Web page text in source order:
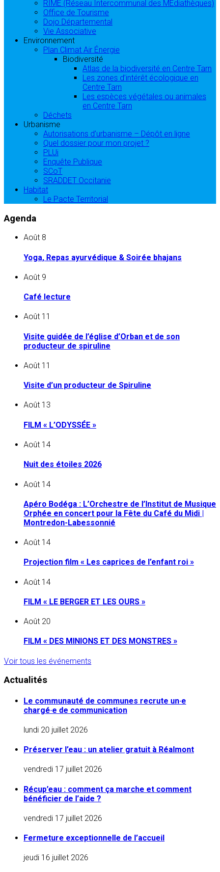
RIME (Réseau Intercommunal des MÉdiathèques)
Office de Tourisme
Dojo Départemental
Vie Associative
Environnement
Plan Climat Air Énergie
Biodiversité
Atlas de la biodiversité en Centre Tarn
Les zones d’intérêt écologique en
Centre Tarn
Les espèces végétales ou animales
en Centre Tarn
Déchets
Urbanisme
Autorisations d’urbanisme – Dépôt en ligne
Quel dossier pour mon projet ?
PLUi
Enquête Publique
SCoT
SRADDET Occitanie
Habitat
Le Pacte Territorial
Agenda
Août 8
Yoga, Repas ayurvédique & Soirée bhajans
Août 9
Café lecture
Août 11
Visite guidée de l’église d’Orban et de son
producteur de spiruline
Août 11
Visite d’un producteur de Spiruline
Août 13
FILM « L’ODYSSÉE »
Août 14
Nuit des étoiles 2026
Août 14
Apéro Bodéga : L’Orchestre de l’Institut de Musique
Orphée en concert pour la Fête du Café du Midi |
Montredon-Labessonnié
Août 14
Projection film « Les caprices de l’enfant roi »
Août 14
FILM « LE BERGER ET LES OURS »
Août 20
FILM « DES MINIONS ET DES MONSTRES »
Voir tous les événements
Actualités
Le communauté de communes recrute un·e
chargé·e de communication
lundi 20 juillet 2026
Préserver l’eau : un atelier gratuit à Réalmont
vendredi 17 juillet 2026
Récup’eau : comment ça marche et comment
bénéficier de l’aide ?
vendredi 17 juillet 2026
Fermeture exceptionnelle de l’accueil
jeudi 16 juillet 2026